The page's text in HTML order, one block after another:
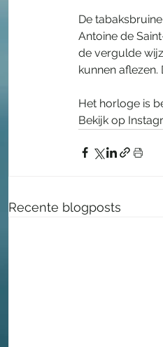
De
Antoine de
de vergulde
kunnen
Het horloge is
Bekijk op
Recente blogposts